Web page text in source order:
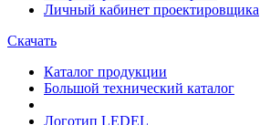
Личный кабинет проектировщика
Скачать
Каталог продукции
Большой технический каталог
Логотип LEDEL